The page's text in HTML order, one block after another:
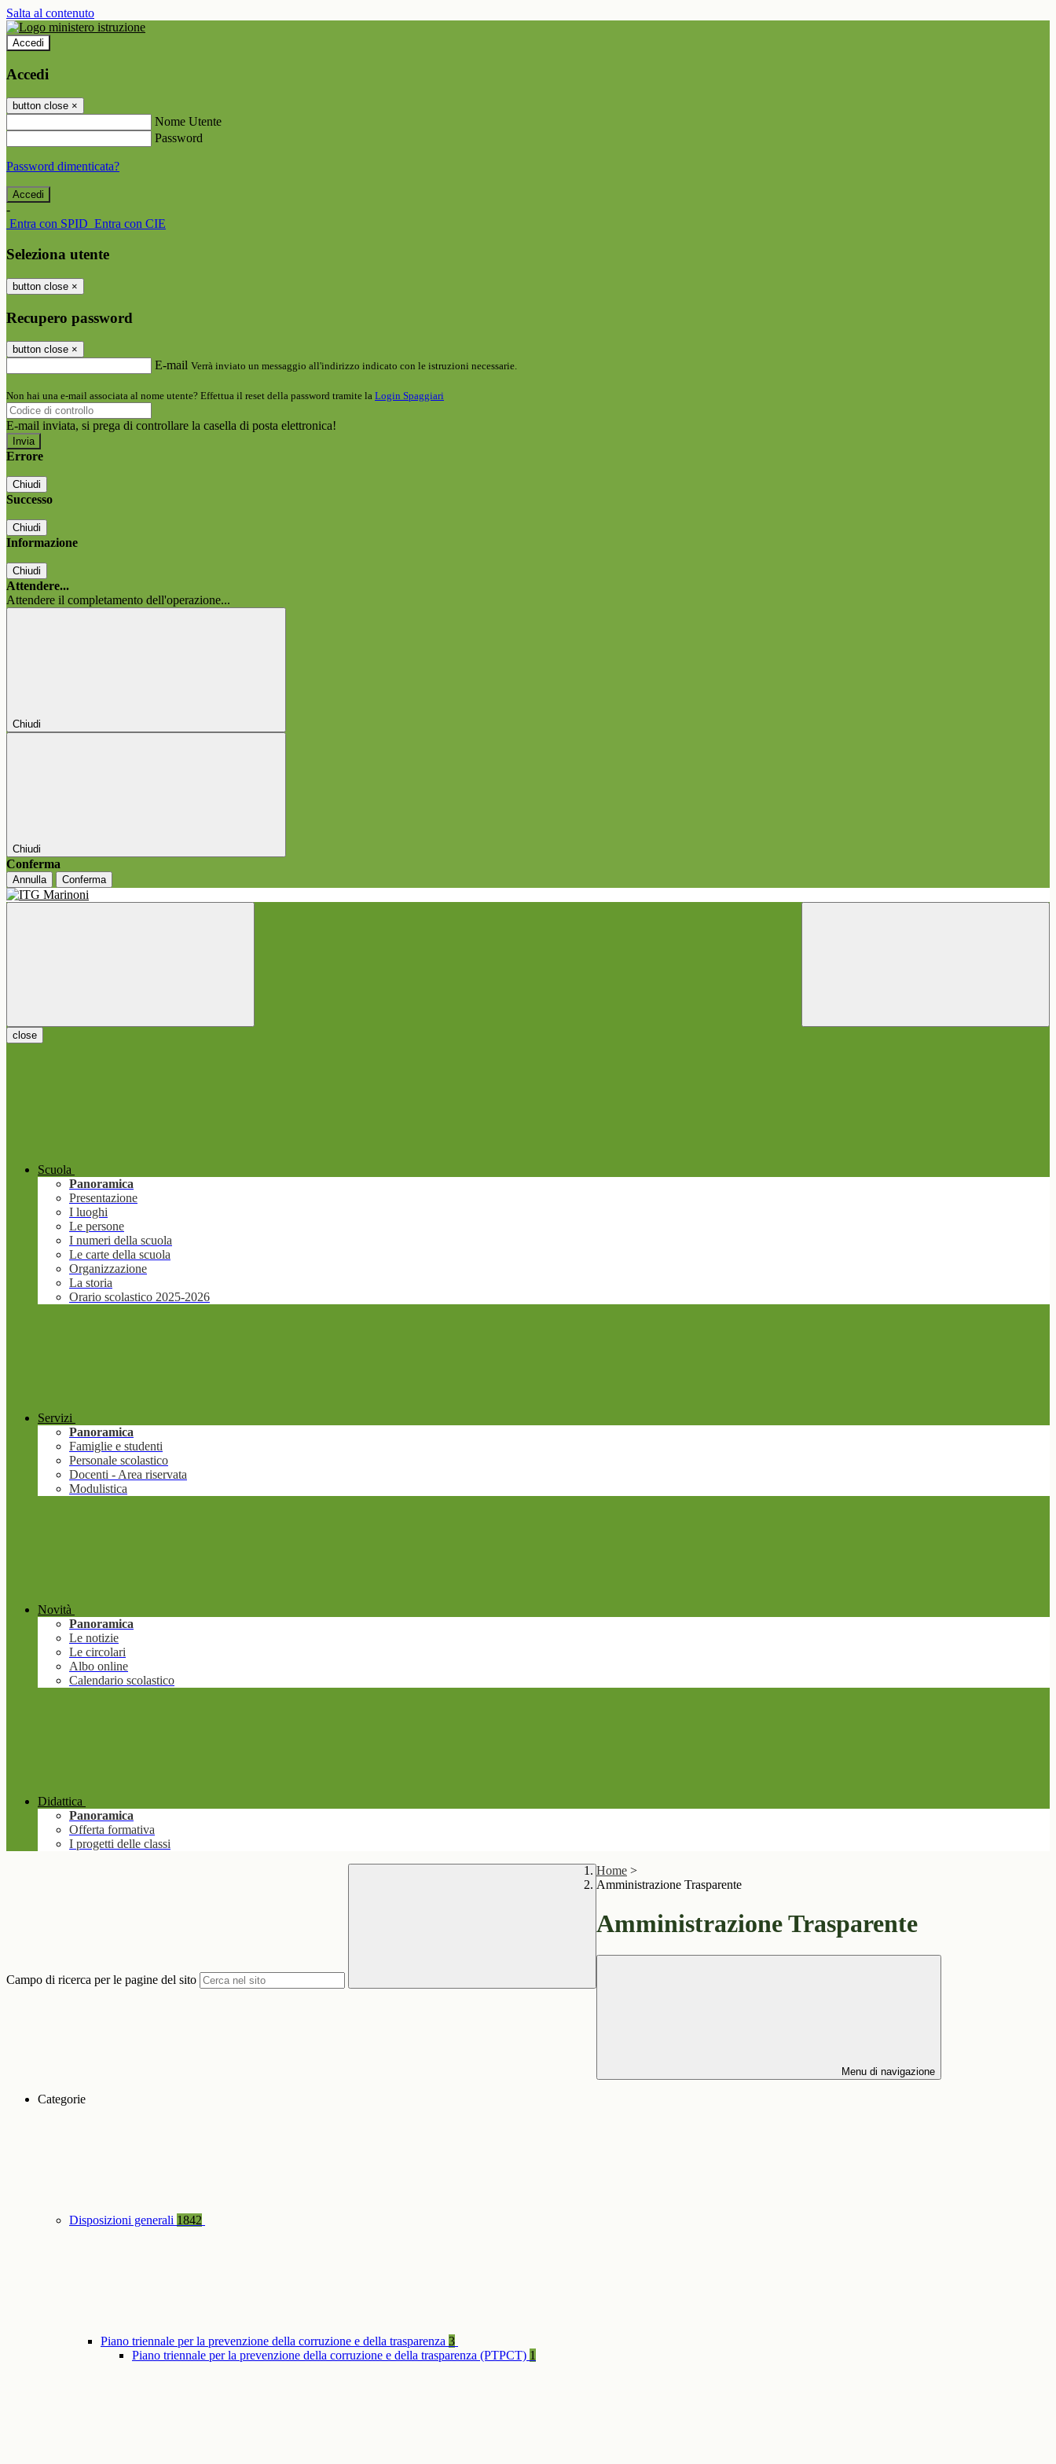
Salta al contenuto
Accedi
Accedi
button close ×
Nome Utente
Password
Password dimenticata?
-
Entra con SPID Entra con CIE
Seleziona utente
button close ×
Recupero password
button close ×
E-mail Verrà inviato un messaggio all'indirizzo indicato con le istruzioni necessarie.
Non hai una e-mail associata al nome utente? Effettua il reset della password tramite la Login Spaggiari
E-mail inviata, si prega di controllare la casella di posta elettronica!
Errore
Chiudi
Successo
Chiudi
Informazione
Chiudi
Attendere...
Attendere il completamento dell'operazione...
Chiudi
Chiudi
Conferma
Annulla Conferma
close
Scuola
Panoramica
Presentazione
I luoghi
Le persone
I numeri della scuola
Le carte della scuola
Organizzazione
La storia
Orario scolastico 2025-2026
Servizi
Panoramica
Famiglie e studenti
Personale scolastico
Docenti - Area riservata
Modulistica
Novità
Panoramica
Le notizie
Le circolari
Albo online
Calendario scolastico
Didattica
Panoramica
Offerta formativa
I progetti delle classi
Campo di ricerca per le pagine del sito
Home >
Amministrazione Trasparente
Amministrazione Trasparente
Menu di navigazione
Categorie
Disposizioni generali 1842
Piano triennale per la prevenzione della corruzione e della trasparenza 3
Piano triennale per la prevenzione della corruzione e della trasparenza (PTPCT) 1